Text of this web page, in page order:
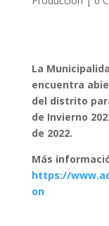
La
encuentra
del distrito
de Invierno
de 2022.
Más
https://
on